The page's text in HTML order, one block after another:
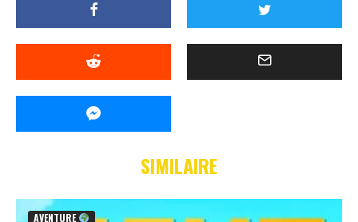
SIMILAIRE
AVENTURE